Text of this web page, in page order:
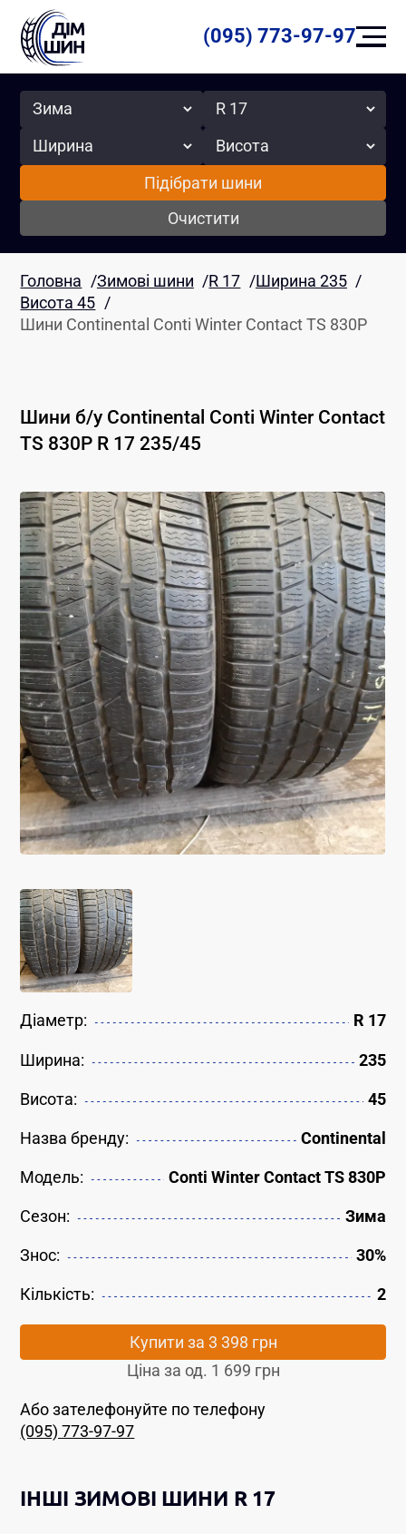
(095) 773-97-97
Сезон Радіус
Ширина Висота
Підібрати шини
Очистити
Головна /Зимові шини /R 17 /Ширина 235 /
Висота 45 /
Шини Continental Conti Winter Contact TS 830P
Шини б/у Continental Conti Winter Contact
TS 830P R 17 235/45
Діаметр: R 17
Ширина: 235
Висота: 45
Назва бренду: Continental
Модель: Conti Winter Contact TS 830P
Сезон: Зима
Знос: 30%
Кількість: 2
Купити за 3 398 грн
Ціна за од. 1 699 грн
Або зателефонуйте по телефону
(095) 773-97-97
ІНШІ ЗИМОВІ ШИНИ R 17